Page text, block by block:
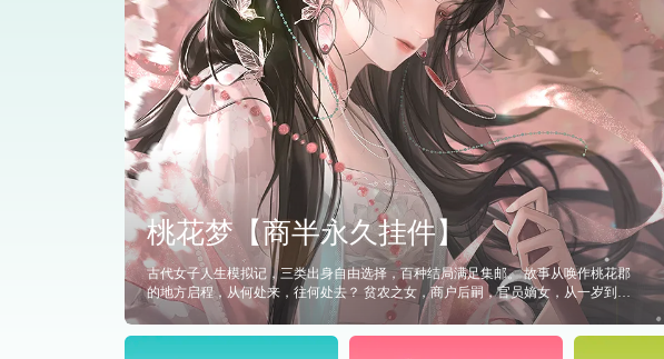
野无✌️美男皆入我怀中
❤️立秋限时野无❤️ 2026/8/2——2026/8/9 自古逢秋悲寂寥，我言秋日胜春朝。立秋前
后限时分享野花无上限，祝大家立秋快乐！ —————————————— 宣宣新
作预约✌️《西游招神录》，已有20w字大纲，预计完结字数50w起。闪卡客串群：